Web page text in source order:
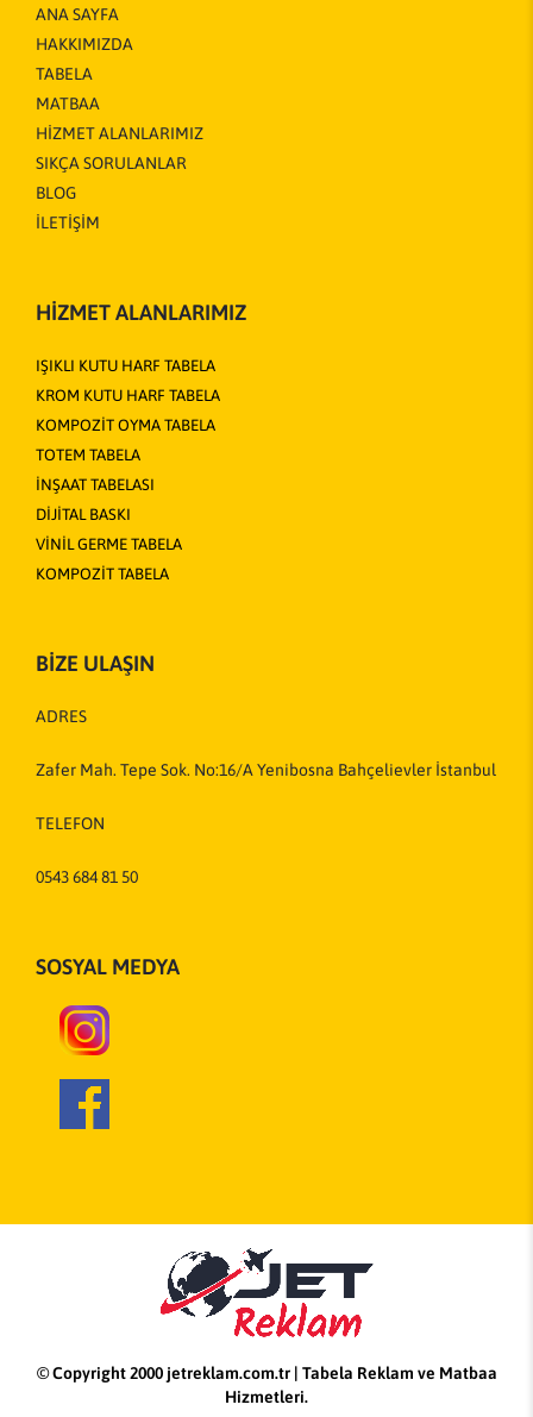
ANA SAYFA
HAKKIMIZDA
TABELA
MATBAA
HİZMET ALANLARIMIZ
SIKÇA SORULANLAR
BLOG
İLETİŞİM
HİZMET ALANLARIMIZ
IŞIKLI KUTU HARF TABELA
KROM KUTU HARF TABELA
KOMPOZİT OYMA TABELA
TOTEM TABELA
İNŞAAT TABELASI
DİJİTAL BASKI
VİNİL GERME TABELA
KOMPOZİT TABELA
BİZE ULAŞIN
ADRES
Zafer Mah. Tepe Sok. No:16/A Yenibosna Bahçelievler İstanbul
TELEFON
0543 684 81 50
SOSYAL MEDYA
© Copyright 2000 jetreklam.com.tr | Tabela Reklam ve Matbaa
Hizmetleri.